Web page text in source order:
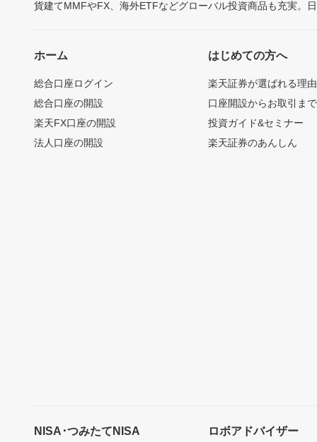
貨建てMMFやFX、海外ETFなどグローバル投資商品も充実。
ホーム
総合口座ログイン
総合口座の開設
楽天FX口座の開設
法人口座の開設
はじめての方へ
楽天証券が選ばれる理由
口座開設からお取引ま
投資ガイド&セミナー
楽天証券のあんしん
NISA･つみたてNISA ロボアドバイザー